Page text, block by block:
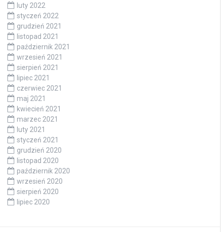
luty 2022
styczeń 2022
grudzień 2021
listopad 2021
październik 2021
wrzesień 2021
sierpień 2021
lipiec 2021
czerwiec 2021
maj 2021
kwiecień 2021
marzec 2021
luty 2021
styczeń 2021
grudzień 2020
listopad 2020
październik 2020
wrzesień 2020
sierpień 2020
lipiec 2020